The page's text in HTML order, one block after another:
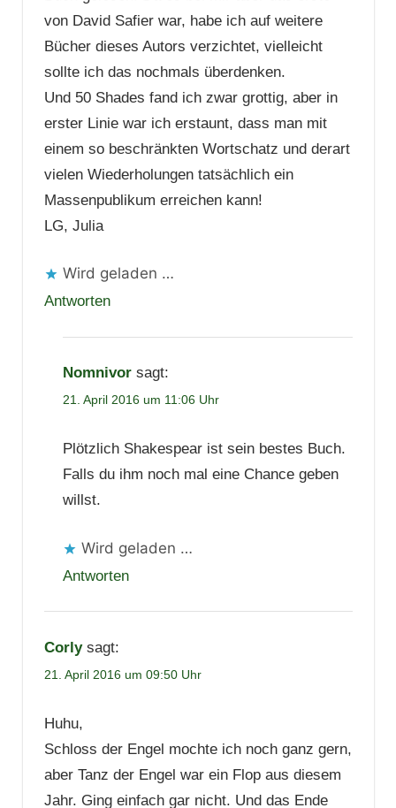
von David Safier war, habe ich auf weitere
Bücher dieses Autors verzichtet, vielleicht
sollte ich das nochmals überdenken.
Und 50 Shades fand ich zwar grottig, aber in
erster Linie war ich erstaunt, dass man mit
einem so beschränkten Wortschatz und derart
vielen Wiederholungen tatsächlich ein
Massenpublikum erreichen kann!
LG, Julia
Wird geladen …
Antworten
Nomnivor sagt:
21. April 2016 um 11:06 Uhr
Plötzlich Shakespear ist sein bestes Buch.
Falls du ihm noch mal eine Chance geben
willst.
Wird geladen …
Antworten
Corly sagt:
21. April 2016 um 09:50 Uhr
Huhu,
Schloss der Engel mochte ich noch ganz gern,
aber Tanz der Engel war ein Flop aus diesem
Jahr. Ging einfach gar nicht. Und das Ende